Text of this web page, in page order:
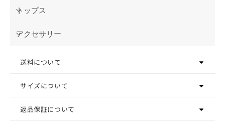
トップス
アクセサリー
送料について
サイズについて
返品保証について